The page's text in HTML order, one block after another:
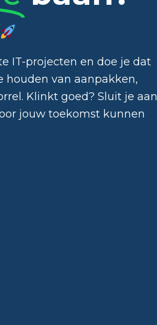
IT-projecten en doe je dat
houden van aanpakken,
Klinkt goed? Sluit je aan
jouw toekomst kunnen